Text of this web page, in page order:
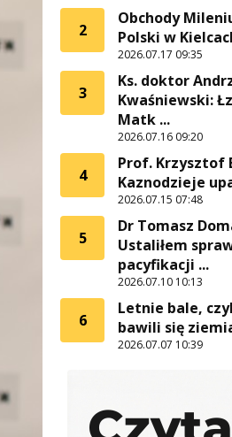
2
Obchody
Polski w
2026.07.17 09:35
3
Ks. doktor
Kwaśniewski:
Matk ...
2026.07.16 09:20
4
Prof. Krzysztof
Kaznodzieje
2026.07.15 07:48
5
Dr Tomasz
Ustaliłem
pacyfikacji ...
2026.07.10 10:13
6
Letnie bale,
bawili się
2026.07.07 10:39